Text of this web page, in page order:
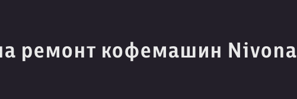
ремонт кофемашин Nivona